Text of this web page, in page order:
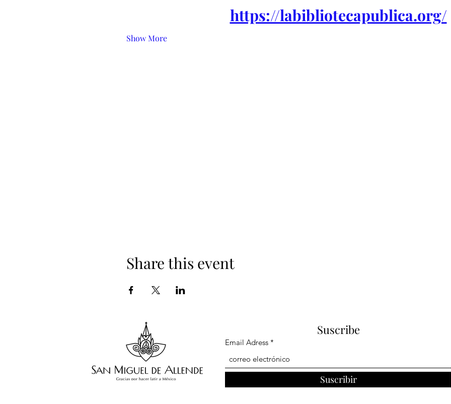
https://labibliotecapublica.org/
Show More
Share this event
Suscribe
Email Adress
Suscribir